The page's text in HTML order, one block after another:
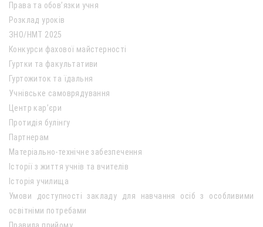
Права та обов’язки учня
Розклад уроків
ЗНО/НМТ 2025
Конкурси фахової майстерності
Гуртки та факультативи
Гуртожиток та їдальня
Учнівське самоврядування
Центр кар’єри
Протидія булінгу
Партнерам
Матеріально-технічне забезпечення
Історії з життя учнів та вчителів
Історія училища
Умови доступності закладу для навчання осіб з особливими
освітніми потребами